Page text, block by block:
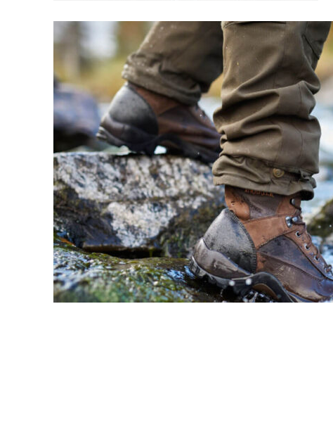
HOMBRE
ROPA TÉCNICA
DESCUBRE